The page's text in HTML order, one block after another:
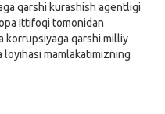
qarshi kurashish agentligi
Ittifoqi tomonidan
korrupsiyaga qarshi milliy
loyihasi mamlakatimizning